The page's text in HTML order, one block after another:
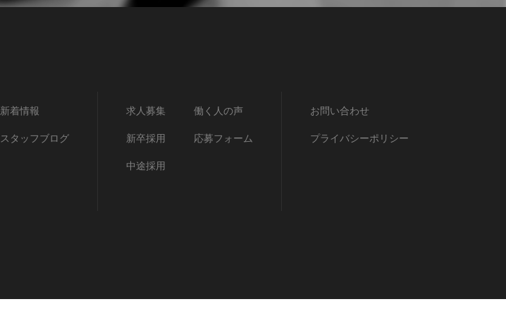
新着情報
スタッフブログ
求人募集
新卒採用
中途採用
働く人の声
応募フォーム
お問い合わせ
プライバシーポリシー